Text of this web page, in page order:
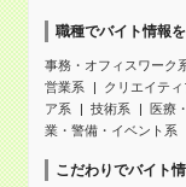
職種でバイト情報
事務・オフィスワーク
営業系
クリエイティ
ア系
技術系 医療
業・警備・イベント系
こだわりでバイト